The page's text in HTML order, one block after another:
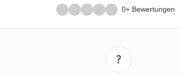
0+ Bewertungen